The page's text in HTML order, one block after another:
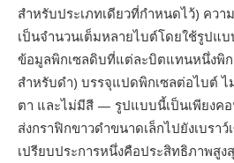
สำหรับประเภทเดียวที่กำหนดไว้) ควา
เป็นจำนวนเต็มหลายไบต์โดยใช้รูปแ
ข้อมูลพิกเซลดิบที่แต่ละบิตแทนหนึ่งพิก
สำหรับดำ) บรรจุแปดพิกเซลต่อไบต์
ตา และไม่มีสี — รูปแบบนี้เป็นเพียงค
ส่งกราฟิกขาวดำขนาดเล็กไปยังเบรา
เปรียบประการหนึ่งคือประสิทธิภาพสู